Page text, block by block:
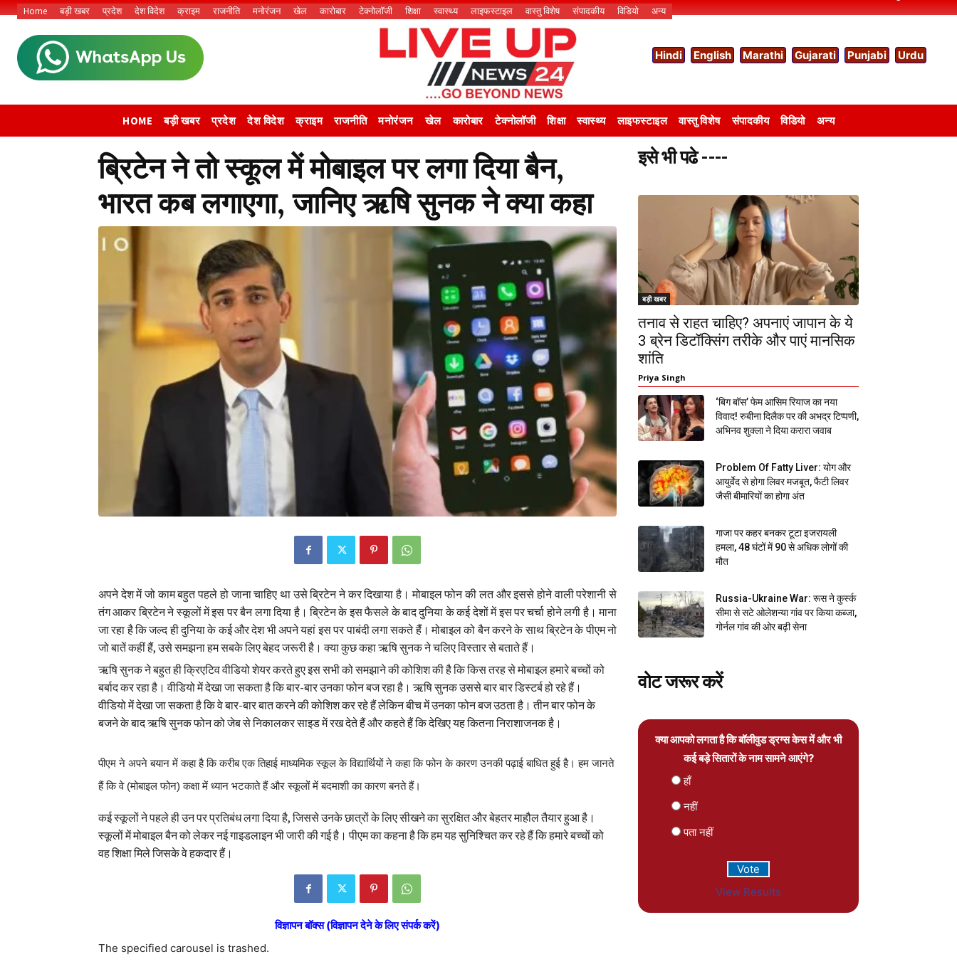
Home बड़ी खबर प्रदेश देश विदेश क्राइम राजनीति मनोरंजन खेल कारोबार टेक्नोलॉजी शिक्षा स्वास्थ्य लाइफस्टाइल वास्तु विशेष संपादकीय विडियो अन्य
Hindi English Marathi Gujarati Punjabi Urdu
HOME बड़ी खबर प्रदेश देश विदेश क्राइम राजनीति मनोरंजन खेल कारोबार टेक्नोलॉजी शिक्षा स्वास्थ्य लाइफस्टाइल वास्तु विशेष संपादकीय विडियो अन्य
ब्रिटेन ने तो स्कूल में मोबाइल पर लगा दिया बैन,
भारत कब लगाएगा, जानिए ऋषि सुनक ने क्या कहा
अपने देश में जो काम बहुत पहले हो जाना चाहिए था उसे ब्रिटेन ने कर दिखाया है। मोबाइल फोन की लत और इससे होने वाली परेशानी से
तंग आकर ब्रिटेन ने स्कूलों में इस पर बैन लगा दिया है। ब्रिटेन के इस फैसले के बाद दुनिया के कई देशों में इस पर चर्चा होने लगी है। माना
जा रहा है कि जल्द ही दुनिया के कई और देश भी अपने यहां इस पर पाबंदी लगा सकते हैंं। मोबाइल को बैन करने के साथ ब्रिटेन के पीएम नो
जो बातें कहीं हैं, उसे समझना हम सबके लिए बेहद जरूरी है। क्या कुछ कहा ऋषि सुनक ने चलिए विस्तार से बताते हैं।
ऋषि सुनक ने बहुत ही क्रिएटिव वीडियो शेयर करते हुए इस सभी को समझाने की कोशिश की है कि किस तरह से मोबाइल हमारे बच्चों को
बर्बाद कर रहा है। वीडियो में देखा जा सकता है कि बार-बार उनका फोन बज रहा है। ऋषि सुनक उससे बार बार डिस्टर्ब हो रहे हैं।
वीडियो में देखा जा सकता है कि वे बार-बार बात करने की कोशिश कर रहे हैं लेकिन बीच में उनका फोन बज उठता है। तीन बार फोन के
बजने के बाद ऋषि सुनक फोन को जेब से निकालकर साइड में रख देते हैं और कहते हैं कि देखिए यह कितना निराशाजनक है।
पीएम ने अपने बयान में कहा है कि करीब एक तिहाई माध्यमिक स्कूल के विद्यार्थियों ने कहा कि फोन के कारण उनकी पढ़ाई बाधित हुई है। हम जानते
हैं कि वे (मोबाइल फोन) कक्षा में ध्यान भटकाते हैं और स्कूलों में बदमाशी का कारण बनते हैं।
कई स्कूलों ने पहले ही उन पर प्रतिबंध लगा दिया है, जिससे उनके छात्रों के लिए सीखने का सुरक्षित और बेहतर माहौल तैयार हुआ है।
स्कूलों में मोबाइल बैन को लेकर नई गाइडलाइन भी जारी की गई है। पीएम का कहना है कि हम यह सुनिश्चित कर रहे हैं कि हमारे बच्चों को
वह शिक्षा मिले जिसके वे हकदार हैं।
विज्ञापन बॉक्स (विज्ञापन देने के लिए संपर्क करें)
The specified carousel is trashed.
इसे भी पढे ----
बड़ी खबर
तनाव से राहत चाहिए? अपनाएं जापान के ये
3 ब्रेन डिटॉक्सिंग तरीके और पाएं मानसिक
शांति
Priya Singh
‘बिग बॉस’ फेम आसिम रियाज का नया
विवाद! रुबीना दिलैक पर की अभद्र टिप्पणी,
अभिनव शुक्ला ने दिया करारा जवाब
Problem Of Fatty Liver: योग और
आयुर्वेद से होगा लिवर मजबूत, फैटी लिवर
जैसी बीमारियों का होगा अंत
गाजा पर कहर बनकर टूटा इजरायली
हमला, 48 घंटों में 90 से अधिक लोगों की
मौत
Russia-Ukraine War: रूस ने कुर्स्क
सीमा से सटे ओलेशन्या गांव पर किया कब्जा,
गोर्नल गांव की ओर बढ़ी सेना
वोट जरूर करें
क्या आपको लगता है कि बॉलीवुड ड्रग्स केस में और भी
कई बड़े सितारों के नाम सामने आएंगे?
हाँ
नहीं
पता नहीं
View Results